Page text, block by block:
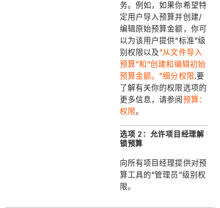
务。例如，如果你希望特
定用户导入预算并创建/
编辑原始预算金额，你可
以为该用户提供“标准”级
别权限以及“从文件导入
预算”和“创建和编辑初始
预算金额。”细分权限.要
了解有关你的权限选项的
更多信息，请参阅 预算：
权限。
选项 2：允许项目经理解
锁预算
向所有项目经理提供对预
算工具的“管理员”级别权
限。